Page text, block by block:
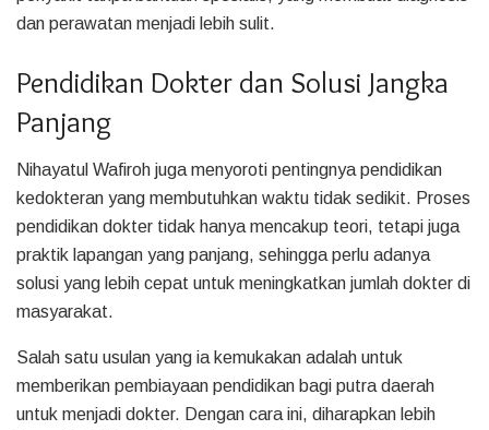
dan perawatan menjadi lebih sulit.
Pendidikan Dokter dan Solusi Jangka
Panjang
Nihayatul Wafiroh juga menyoroti pentingnya pendidikan
kedokteran yang membutuhkan waktu tidak sedikit. Proses
pendidikan dokter tidak hanya mencakup teori, tetapi juga
praktik lapangan yang panjang, sehingga perlu adanya
solusi yang lebih cepat untuk meningkatkan jumlah dokter di
masyarakat.
Salah satu usulan yang ia kemukakan adalah untuk
memberikan pembiayaan pendidikan bagi putra daerah
untuk menjadi dokter. Dengan cara ini, diharapkan lebih